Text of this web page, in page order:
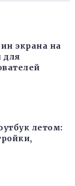
экрана на
для
летом: